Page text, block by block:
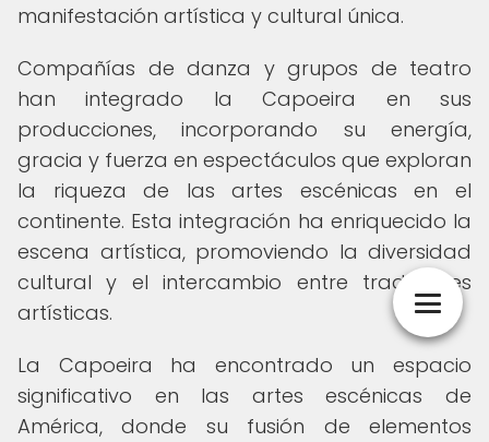
manifestación artística y cultural única.
Compañías de danza y grupos de teatro
han integrado la Capoeira en sus
producciones, incorporando su energía,
gracia y fuerza en espectáculos que exploran
la riqueza de las artes escénicas en el
continente. Esta integración ha enriquecido la
escena artística, promoviendo la diversidad
cultural y el intercambio entre tradiciones
artísticas.
La Capoeira ha encontrado un espacio
significativo en las artes escénicas de
América, donde su fusión de elementos